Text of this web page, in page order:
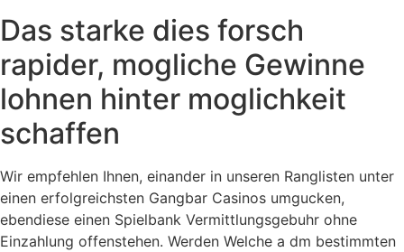
Das starke dies forsch
rapider, mogliche Gewinne
lohnen hinter moglichkeit
schaffen
Wir empfehlen Ihnen, einander in unseren Ranglisten unter
einen erfolgreichsten Gangbar Casinos umgucken,
ebendiese einen Spielbank Vermittlungsgebuhr ohne
Einzahlung offenstehen. Werden Welche a dm bestimmten